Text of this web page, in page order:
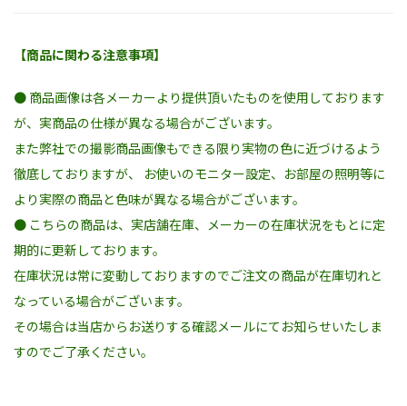
【商品に関わる注意事項】
● 商品画像は各メーカーより提供頂いたものを使用しております
が、実商品の仕様が異なる場合がございます。
また弊社での撮影商品画像もできる限り実物の色に近づけるよう
徹底しておりますが、 お使いのモニター設定、お部屋の照明等に
より実際の商品と色味が異なる場合がございます。
● こちらの商品は、実店舗在庫、メーカーの在庫状況をもとに定
期的に更新しております。
在庫状況は常に変動しておりますのでご注文の商品が在庫切れと
なっている場合がございます。
その場合は当店からお送りする確認メールにてお知らせいたしま
すのでご了承ください。